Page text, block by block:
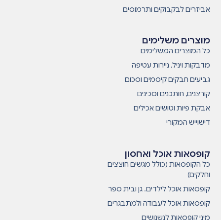
קופסאות אוכל ואחסון
כל הקופסאות (כולל מגשים חוצצים
וחלקים)
קופסאות אוכל לילדים. גן ובית ספר
קופסאות אוכל לעבודה ולמתבגרים
מיני קופסאות לנשנושים
מוצרים משלימים
כל המוצרים המשלימים
מדבקות ויניל, ניירות עטיפה
גביעים חבקים קיסמים וסכום
קורצנים, חותכנים וסכינים
אבקת פיות וטושים אכילים
דישוייש המקורי
אביזרים לבקבוקים ותרמוסים